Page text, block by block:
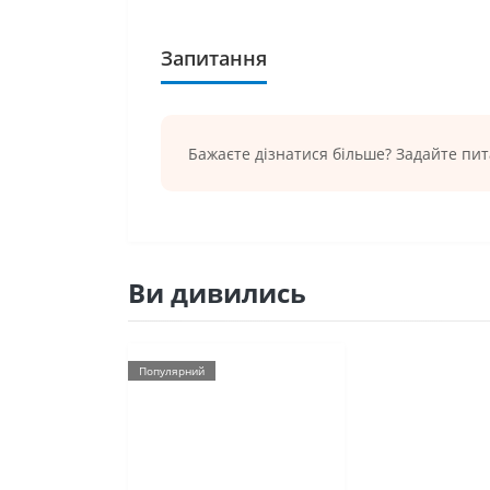
Запитання
Бажаєте дізнатися більше? Задайте
Ви дивились
Популярний